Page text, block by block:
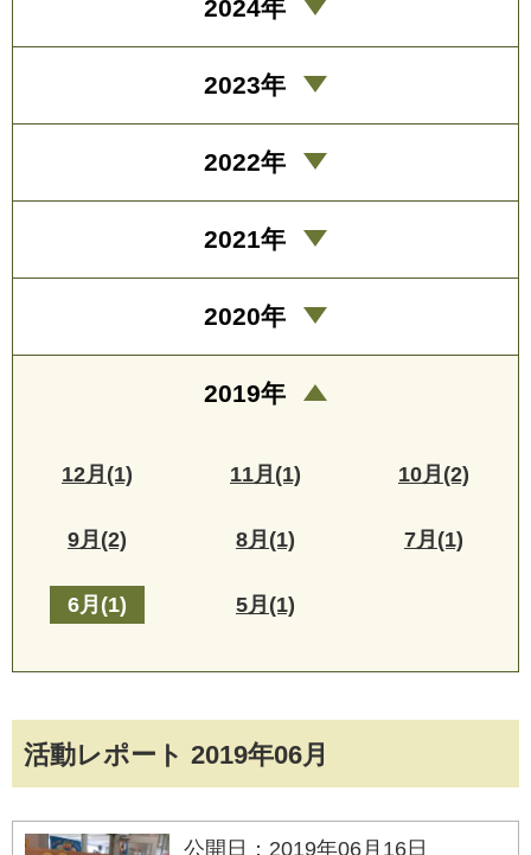
活動レポート 2019年06月
公開日：2019年06月16日
2024年
2023年
2022年
2021年
2020年
2019年
12月(1) 11月(1) 10月(2)
9月(2) 8月(1) 7月(1)
6月(1) 5月(1)